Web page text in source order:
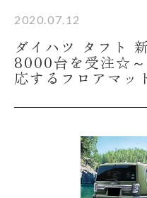
2020.07.12
ダイハツ タフト
8000台を受注☆
応するフロアマ